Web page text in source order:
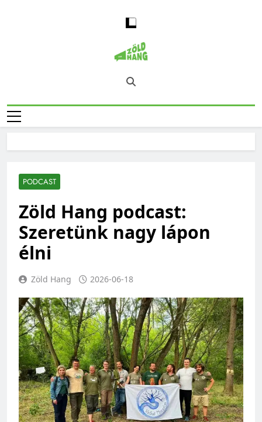
Magyarország
Zöld Hangja
Zöld Hang – Természet, Klímaváltozás,
Fenntarthatóság, Jövő
PODCAST
Zöld Hang podcast:
Szeretünk nagy lápon
élni
Zöld Hang 2026-06-18